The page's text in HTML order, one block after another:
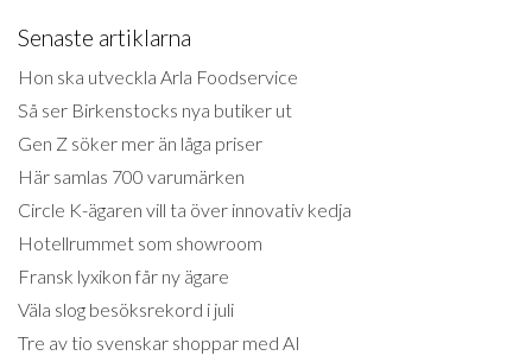
Senaste artiklarna
Hon ska utveckla Arla Foodservice
Så ser Birkenstocks nya butiker ut
Gen Z söker mer än låga priser
Här samlas 700 varumärken
Circle K-ägaren vill ta över innovativ kedja
Hotellrummet som showroom
Fransk lyxikon får ny ägare
Väla slog besöksrekord i juli
Tre av tio svenskar shoppar med AI